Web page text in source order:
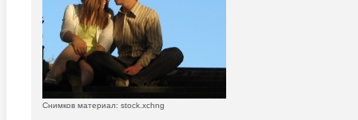
Снимков материал: stock.xchng